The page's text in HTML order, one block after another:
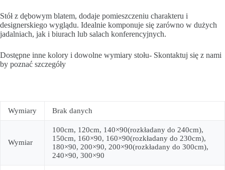
Stół z dębowym blatem, dodaje pomieszczeniu charakteru i
designerskiego wyglądu. Idealnie komponuje się zarówno w dużych
jadalniach, jak i biurach lub salach konferencyjnych.
Dostępne inne kolory i dowolne wymiary stołu- Skontaktuj się z nami
by poznać szczegóły
Wymiary Brak danych
Wymiar
100cm, 120cm, 140×90(rozkładany do 240cm),
150cm, 160×90, 160×90(rozkładany do 230cm),
180×90, 200×90, 200×90(rozkładany do 300cm),
240×90, 300×90